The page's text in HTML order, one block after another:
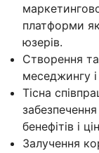
платформи
юзерів.
Створення
меседжингу і
Тісна
забезпечення
бенефітів і
Залучення